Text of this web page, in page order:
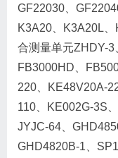
GF22030、
K3A20、K3A20L
合测量单元ZHDY-3
FB3000HD、
220、KE48V20A-
110、KE002G-3S
JYJC-64、
GHD4820B-1、